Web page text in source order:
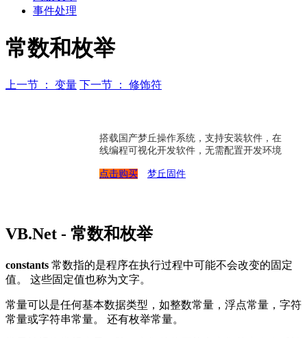
事件处理
常数和枚举
上一节 ： 变量 下一节 ： 修饰符
搭载国产梦丘操作系统，支持安装软件，在
线编程可视化开发软件，无需配置开发环境
点击购买 梦丘固件
VB.Net - 常数和枚举
constants 常数指的是程序在执行过程中可能不会改变的固定
值。 这些固定值也称为文字。
常量可以是任何基本数据类型，如整数常量，浮点常量，字符
常量或字符串常量。 还有枚举常量。